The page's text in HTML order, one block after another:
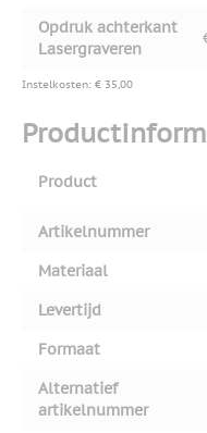
Opdruk achterkant
Lasergraveren
Instelkosten: € 35,00
Product
Artikelnummer
Materiaal
Levertijd
Formaat
Alternatief
artikelnummer